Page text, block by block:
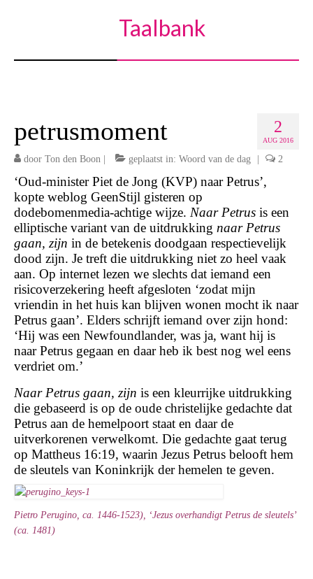
Taalbank
2
AUG 2016
petrusmoment
door Ton den Boon geplaatst in: Woord van de dag 2
‘Oud-minister Piet de Jong (KVP) naar Petrus’,
kopte weblog GeenStijl gisteren op
dodebomenmedia-achtige wijze. Naar Petrus is een
elliptische variant van de uitdrukking naar Petrus
gaan, zijn in de betekenis doodgaan respectievelijk
dood zijn. Je treft die uitdrukking niet zo heel vaak
aan. Op internet lezen we slechts dat iemand een
risicoverzekering heeft afgesloten ‘zodat mijn
vriendin in het huis kan blijven wonen mocht ik naar
Petrus gaan’. Elders schrijft iemand over zijn hond:
‘Hij was een Newfoundlander, was ja, want hij is
naar Petrus gegaan en daar heb ik best nog wel eens
verdriet om.’
Naar Petrus gaan, zijn is een kleurrijke uitdrukking
die gebaseerd is op de oude christelijke gedachte dat
Petrus aan de hemelpoort staat en daar de
uitverkorenen verwelkomt. Die gedachte gaat terug
op Mattheus 16:19, waarin Jezus Petrus belooft hem
de sleutels van Koninkrijk der hemelen te geven.
Pietro Perugino, ca. 1446-1523), ‘Jezus overhandigt Petrus de sleutels’
(ca. 1481)